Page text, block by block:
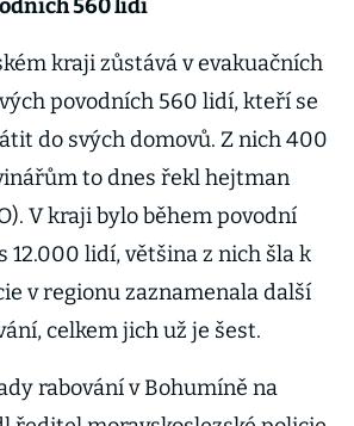
560 lidí
kraji zůstává v evakuačních
povodních 560 lidí, kteří se
do svých domovů. Z nich 400
to dnes řekl hejtman
V kraji bylo během povodní
12.000 lidí, většina z nich šla k
v regionu zaznamenala další
celkem jich už je šest.
rabování v Bohumíně na